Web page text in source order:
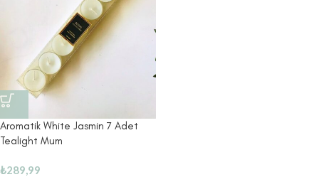
Aromatik White Jasmin 7 Adet
Tealight Mum
₺289,99